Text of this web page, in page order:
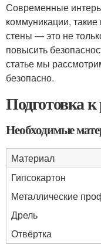
Современные
коммуникации,
стены — это не
повысить
статье мы
безопасно.
Подготовка к
Необходимые
Материал
Гипсокартон
Металлические
Дрель
Отвёртка